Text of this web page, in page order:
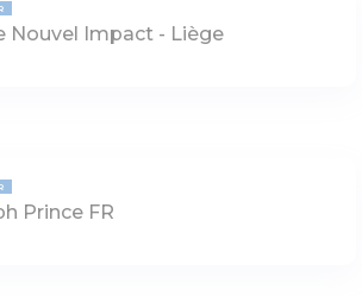
Nouvel Impact - Liège
Prince FR